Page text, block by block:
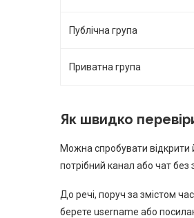
Публічна група
Приватна група
Як швидко
Можна спробувати відкрити
потрібний канал або чат без
До речі, поруч за змістом
берете username або